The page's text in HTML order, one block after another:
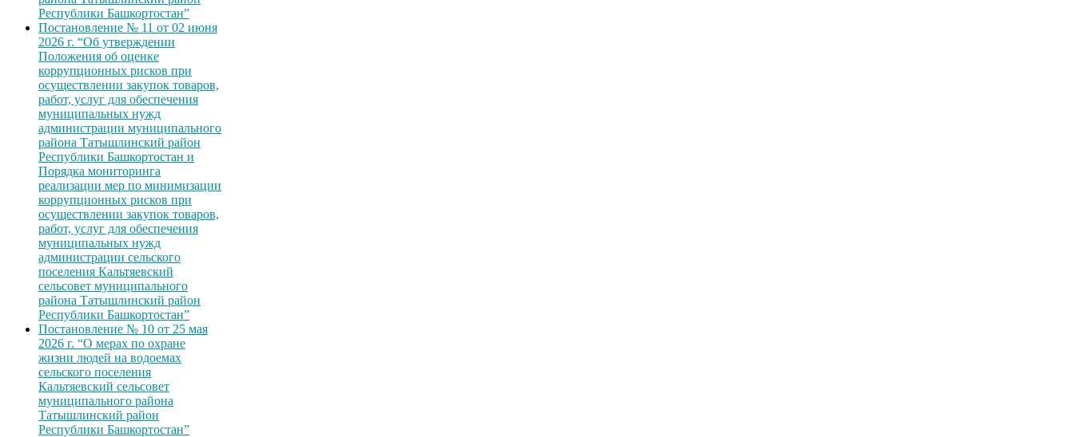
Республики Башкортостан”
Постановление № 11 от 02 июня
2026 г. “Об утверждении
Положения об оценке
коррупционных рисков при
осуществлении закупок товаров,
работ, услуг для обеспечения
муниципальных нужд
администрации муниципального
района Татышлинский район
Республики Башкортостан и
Порядка мониторинга
реализации мер по минимизации
коррупционных рисков при
осуществлении закупок товаров,
работ, услуг для обеспечения
муниципальных нужд
администрации сельского
поселения Кальтяевский
сельсовет муниципального
района Татышлинский район
Республики Башкортостан”
Постановление № 10 от 25 мая
2026 г. “О мерах по охране
жизни людей на водоемах
сельского поселения
Кальтяевский сельсовет
муниципального района
Татышлинский район
Республики Башкортостан”